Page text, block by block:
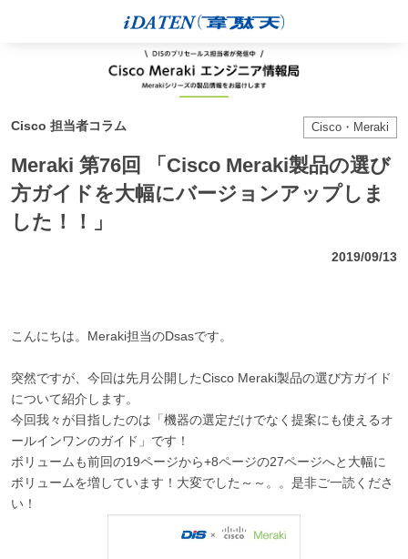
Cisco 担当者コラム Cisco・Meraki
Meraki 第76回 「Cisco Meraki製品の選び
方ガイドを大幅にバージョンアップしま
した！！」
2019/09/13
こんにちは。Meraki担当のDsasです。
突然ですが、今回は先月公開したCisco Meraki製品の選び方ガイド
について紹介します。
今回我々が目指したのは「機器の選定だけでなく提案にも使えるオ
ールインワンのガイド」です！
ボリュームも前回の19ページから+8ページの27ページへと大幅に
ボリュームを増しています！大変でした～～。。是非ご一読くださ
い！